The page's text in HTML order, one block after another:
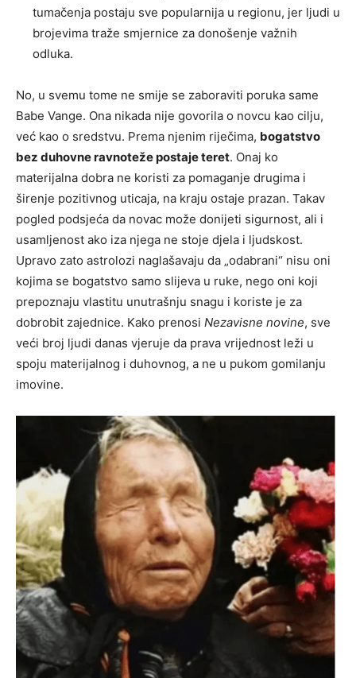
tumačenja postaju sve popularnija u regionu, jer ljudi u
brojevima traže smjernice za donošenje važnih
odluka.
No, u svemu tome ne smije se zaboraviti poruka same
Babe Vange. Ona nikada nije govorila o novcu kao cilju,
već kao o sredstvu. Prema njenim riječima, bogatstvo
bez duhovne ravnoteže postaje teret. Onaj ko
materijalna dobra ne koristi za pomaganje drugima i
širenje pozitivnog uticaja, na kraju ostaje prazan. Takav
pogled podsjeća da novac može donijeti sigurnost, ali i
usamljenost ako iza njega ne stoje djela i ljudskost.
Upravo zato astrolozi naglašavaju da „odabrani“ nisu oni
kojima se bogatstvo samo slijeva u ruke, nego oni koji
prepoznaju vlastitu unutrašnju snagu i koriste je za
dobrobit zajednice. Kako prenosi Nezavisne novine, sve
veći broj ljudi danas vjeruje da prava vrijednost leži u
spoju materijalnog i duhovnog, a ne u pukom gomilanju
imovine.